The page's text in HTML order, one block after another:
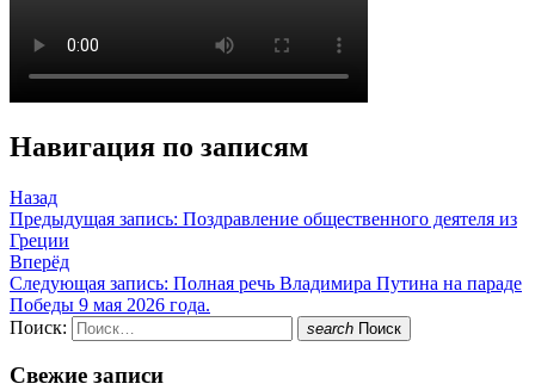
Навигация по записям
Назад
Предыдущая запись: Поздравление общественного деятеля из
Греции
Вперёд
Следующая запись: Полная речь Владимира Путина на параде
Победы 9 мая 2026 года.
Поиск:
search Поиск
Свежие записи